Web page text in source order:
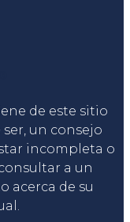
de este sitio
un consejo
incompleta o
a un
acerca de su